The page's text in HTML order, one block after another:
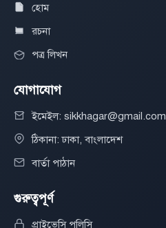
হোম
রচনা
পত্র লিখন
যোগাযোগ
ইমেইল: sikkhagar@gmail.com
ঠিকানা: ঢাকা, বাংলাদেশ
বার্তা পাঠান
গুরুত্বপূর্ণ
প্রাইভেসি পলিসি